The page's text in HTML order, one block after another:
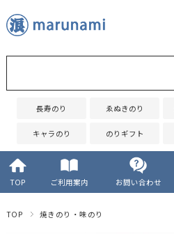
長寿のり ゑぬきのり
キャラのり のりギフト
TOP ご利用案内 お問い合わせ
TOP 焼きのり・味のり